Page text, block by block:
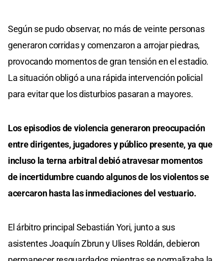
Según se pudo observar, no más de veinte personas
generaron corridas y comenzaron a arrojar piedras,
provocando momentos de gran tensión en el estadio.
La situación obligó a una rápida intervención policial
para evitar que los disturbios pasaran a mayores.
Los episodios de violencia generaron preocupación
entre dirigentes, jugadores y público presente, ya que
incluso la terna arbitral debió atravesar momentos
de incertidumbre cuando algunos de los violentos se
acercaron hasta las inmediaciones del vestuario.
El árbitro principal Sebastián Yori, junto a sus
asistentes Joaquín Zbrun y Ulises Roldán, debieron